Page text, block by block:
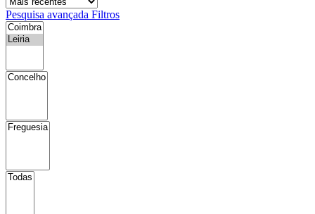
Pesquisa avançada Filtros